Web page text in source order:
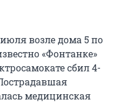
возле дома 5 по
«Фонтанке»
сбил 4-
медицинская